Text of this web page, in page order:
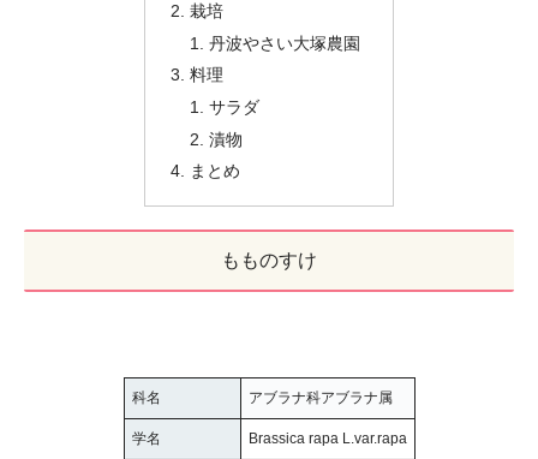
栽培
丹波やさい大塚農園
料理
サラダ
漬物
まとめ
もものすけ
科名 アブラナ科アブラナ属
学名 Brassica rapa L.var.rapa